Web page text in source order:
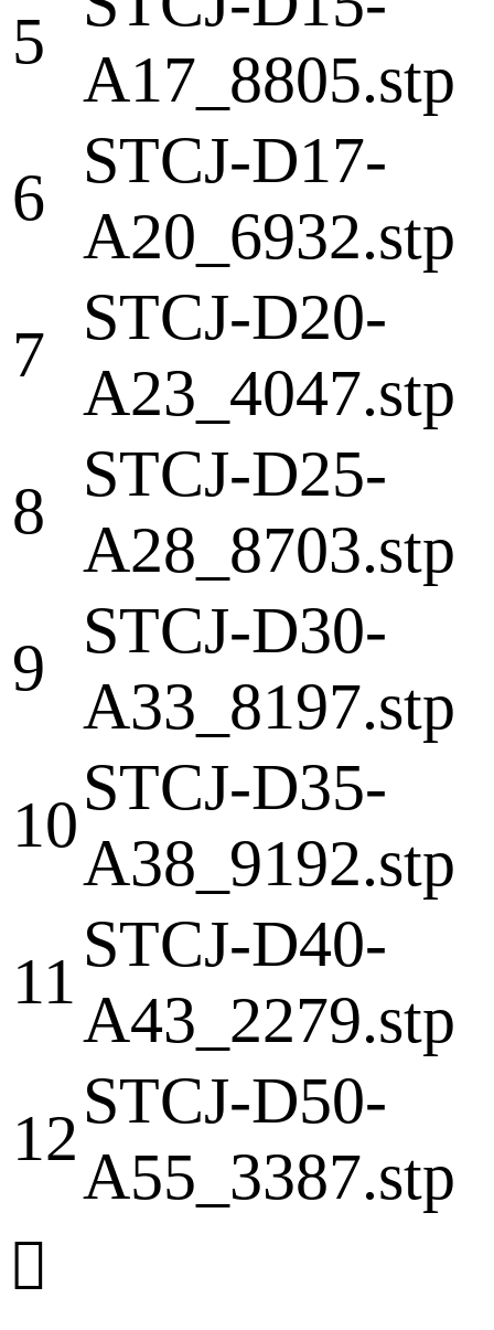
5
A17_8805.stp
6
STCJ-D17-
A20_6932.stp
7
STCJ-D20-
A23_4047.stp
8
STCJ-D25-
A28_8703.stp
9
STCJ-D30-
A33_8197.stp
10
STCJ-D35-
A38_9192.stp
11
STCJ-D40-
A43_2279.stp
12
STCJ-D50-
A55_3387.stp
